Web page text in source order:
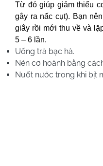
Từ đó giúp giảm thiểu
gây ra nấc cụt). Bạn
giây rồi mới thu về và
5 – 6 lần.
Uống trà bạc hà.
Nén cơ hoành bằng
Nuốt nước trong khi bịt